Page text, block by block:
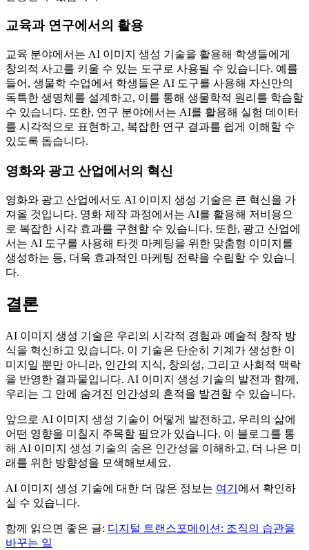
교육과 연구에서의 활용
교육 분야에서는 AI 이미지 생성 기술을 활용해 학생들에게
창의적 사고를 키울 수 있는 도구로 사용될 수 있습니다. 예를
들어, 생물학 수업에서 학생들은 AI 도구를 사용해 자신만의
독특한 생명체를 설계하고, 이를 통해 생물학적 원리를 학습할
수 있습니다. 또한, 연구 분야에서는 AI를 활용해 실험 데이터
를 시각적으로 표현하고, 복잡한 연구 결과를 쉽게 이해할 수
있도록 돕습니다.
영화와 광고 산업에서의 혁신
영화와 광고 산업에서도 AI 이미지 생성 기술은 큰 혁신을 가
져올 것입니다. 영화 제작 과정에서는 AI를 활용해 저비용으
로 복잡한 시각 효과를 구현할 수 있습니다. 또한, 광고 산업에
서는 AI 도구를 사용해 타겟 마케팅을 위한 맞춤형 이미지를
생성하는 등, 더욱 효과적인 마케팅 전략을 수립할 수 있습니
다.
결론
AI 이미지 생성 기술은 우리의 시각적 경험과 예술적 창작 방
식을 혁신하고 있습니다. 이 기술은 단순히 기계가 생성한 이
미지일 뿐만 아니라, 인간의 지식, 창의성, 그리고 사회적 맥락
을 반영한 결과물입니다. AI 이미지 생성 기술의 발전과 함께,
우리는 그 안에 숨겨진 인간성의 흔적을 발견할 수 있습니다.
앞으로 AI 이미지 생성 기술이 어떻게 발전하고, 우리의 삶에
어떤 영향을 미칠지 주목할 필요가 있습니다. 이 블로그를 통
해 AI 이미지 생성 기술의 숨은 인간성을 이해하고, 더 나은 미
래를 위한 방향성을 모색해보세요.
AI 이미지 생성 기술에 대한 더 많은 정보는 여기 에서 확인하
실 수 있습니다.
함께 읽으면 좋은 글: 디지털 트랜스포메이션: 조직의 습관을
바꾸는 일